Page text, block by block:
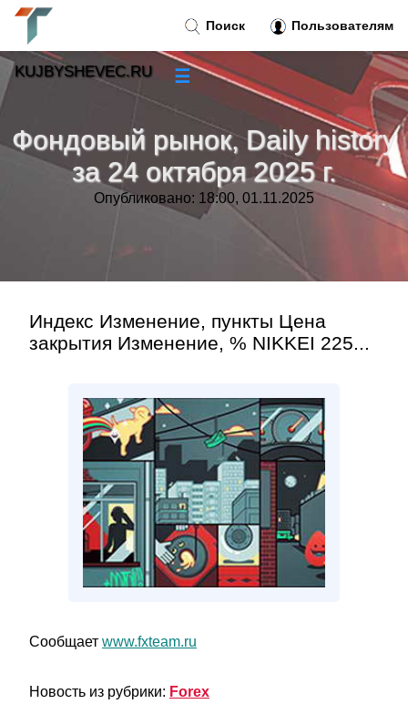
Фондовый рынок, Daily history
за 24 октября 2025 г.
Опубликовано: 18:00, 01.11.2025
Индекс Изменение, пункты Цена
закрытия Изменение, % NIKKEI 225...
Сообщает www.fxteam.ru
Новость из рубрики: Forex
Поиск Пользователям
KUJBYSHEVEC.RU ☰
»
Тренды новостей »
»
Контакт»